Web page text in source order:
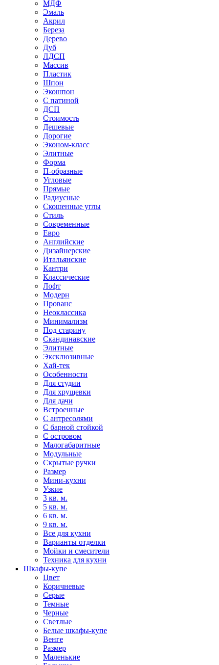
МДФ
Эмаль
Акрил
Береза
Дерево
Дуб
ЛДСП
Массив
Пластик
Шпон
Экошпон
С патиной
ДСП
Стоимость
Дешевые
Дорогие
Эконом-класс
Элитные
Форма
П-образные
Угловые
Прямые
Радиусные
Скошенные углы
Стиль
Современные
Евро
Английские
Дизайнерские
Итальянские
Кантри
Классические
Лофт
Модерн
Прованс
Неоклассика
Минимализм
Под старину
Скандинавские
Элитные
Эксклюзивные
Хай-тек
Особенности
Для студии
Для хрущевки
Для дачи
Встроенные
С антресолями
С барной стойкой
С островом
Малогабаритные
Модульные
Скрытые ручки
Размер
Мини-кухни
Узкие
3 кв. м.
5 кв. м.
6 кв. м.
9 кв. м.
Все для кухни
Варианты отделки
Мойки и смесители
Техника для кухни
Шкафы-купе
Цвет
Коричневые
Серые
Темные
Черные
Светлые
Белые шкафы-купе
Венге
Размер
Маленькие